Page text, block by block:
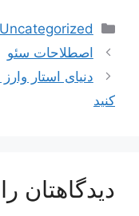
دسته‌ها
Uncategorized
ناوبری
نوشته‌ها
اصطلاحات سئو
دنیای استار
کنید
دیدگاهتان